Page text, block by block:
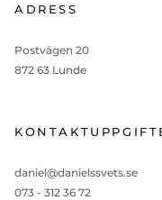
ADRESS
Postvägen 20
872 63 Lunde
daniel@danielssvets.se
073 - 312 36 72